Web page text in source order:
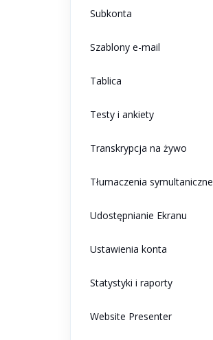
Subkonta
Szablony e-mail
Tablica
Testy i ankiety
Transkrypcja na żywo
Tłumaczenia symultaniczne
Udostępnianie Ekranu
Ustawienia konta
Statystyki i raporty
Website Presenter